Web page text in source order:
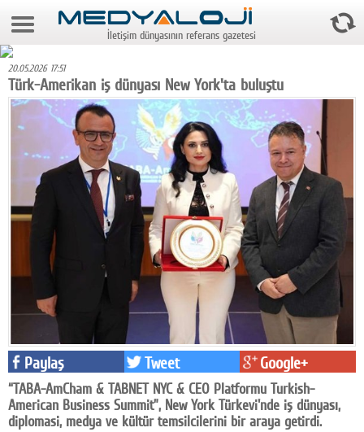
7 Ağustos 2026 12:16:21
Foto Galeri
Video Galeri
Gazeteler
Medya
Reyting-tiraj
Teknoloji
Televizyon
Dünya
Pr
Facebook
Diziler
İletişim dünyasının referans gazetesi
20.05.2026 17:51
Türk-Amerikan iş dünyası New York'ta buluştu
Paylaş Tweet Google+
“TABA-AmCham & TABNET NYC & CEO Platformu Turkish-
American Business Summit”, New York Türkevi'nde iş dünyası,
diplomasi, medya ve kültür temsilcilerini bir araya getirdi.